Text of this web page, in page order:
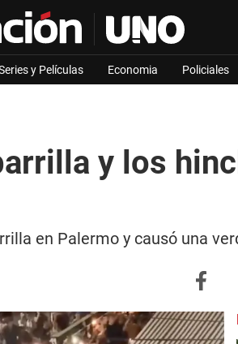
y Películas Economia Policiales
y los
en Palermo y causó una